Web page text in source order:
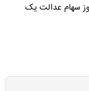
سهام عدالت یک